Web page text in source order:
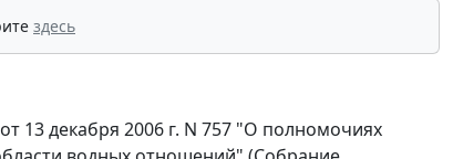
здесь
13 декабря 2006 г. N 757 "О полномочиях